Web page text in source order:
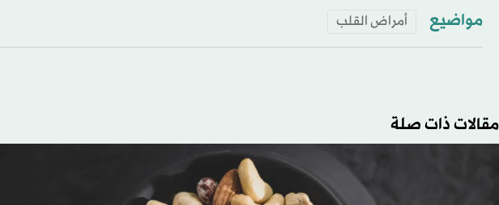
مواضيع أمراض القلب
مقالات ذات صلة